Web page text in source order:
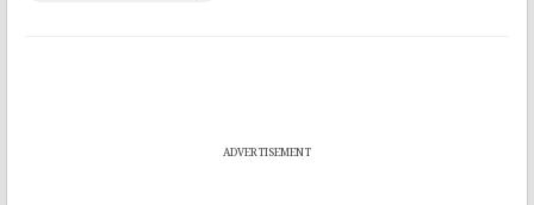
ADVERTISEMENT